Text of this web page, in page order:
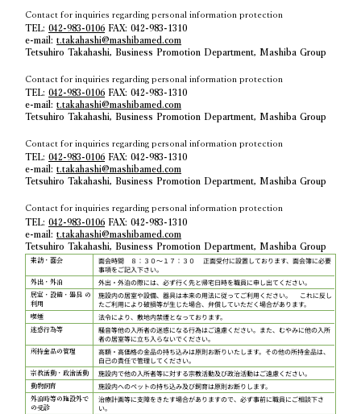
Contact for inquiries regarding personal information protection
TEL:042-983-0106 FAX: 042-983-1310
e-mail:t.takahashi@mashibamed.com
Tetsuhiro Takahashi, Business Promotion Department, Mashiba Group
Contact for inquiries regarding personal information protection
TEL:042-983-0106 FAX: 042-983-1310
e-mail:t.takahashi@mashibamed.com
Tetsuhiro Takahashi, Business Promotion Department, Mashiba Group
Contact for inquiries regarding personal information protection
TEL:042-983-0106 FAX: 042-983-1310
e-mail:t.takahashi@mashibamed.com
Tetsuhiro Takahashi, Business Promotion Department, Mashiba Group
Contact for inquiries regarding personal information protection
TEL:042-983-0106 FAX: 042-983-1310
e-mail:t.takahashi@mashibamed.com
Tetsuhiro Takahashi, Business Promotion Department, Mashiba Group
来訪・面会
面会時間 ８：３０～１７：３０ 正面受付に設置しております、面会簿に必要
事項をご記入下さい。
外出・外泊 外出・外泊の際には、必ず行く先と帰宅日時を職員に申し出てください。
居室・設備・器具 の
利用
施設内の居室や設備、器具は本来の用法に従ってご利用ください。 これに反し
たご利用により破損等が生じた場合、弁償していただく場合があります。
喫煙 法令により、敷地内禁煙となっております。
迷惑行為等
騒音等他の入所者の迷惑になる行為はご遠慮ください。また、むやみに他の入所
者の居室等に立ち入らないでください。
所持金品の管理
高額・高価格の金品の持ち込みは原則お断りいたします。その他の所持金品は、
自己の責任で管理してください。
宗教活動・政治活動 施設内で他の入所者等に対する宗教活動及び政治活動はご遠慮ください。
動物飼育 施設内へのペットの持ち込み及び飼育は原則お断りします。
外泊時等の施設外で
の受診
治療計画等に支障をきたす場合がありますので、必ず事前に職員にご相談下さ
い。